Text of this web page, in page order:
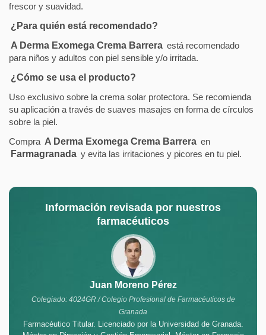
frescor y suavidad.
¿Para quién está recomendado?
A Derma Exomega Crema Barrera está recomendado
para niños y adultos con piel sensible y/o irritada.
¿Cómo se usa el producto?
Uso exclusivo sobre la crema solar protectora. Se recomienda
su aplicación a través de suaves masajes en forma de círculos
sobre la piel.
Compra A Derma Exomega Crema Barrera en
Farmagranada y evita las irritaciones y picores en tu piel.
Información revisada por nuestros
farmacéuticos
Juan Moreno Pérez
Colegiado: 4024GR / Colegio Profesional de Farmacéuticos de
Granada
Farmacéutico Titular. Licenciado por la Universidad de Granada.